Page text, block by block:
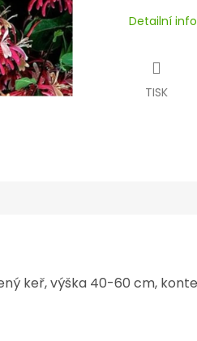
Detailní
TISK
keř, výška 40-60 cm,